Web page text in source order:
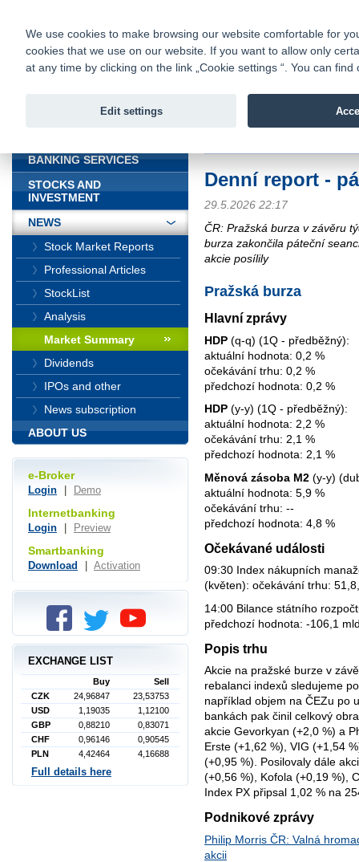
Fio bank
Fio banka
Denní report -
29.5.2026 22:17
ČR: Pražská burza v závěru
burza zakončila páteční
akcie posílily
Pražská burza
Hlavní zprávy
HDP (q-q) (1Q - předběžný):
aktuální hodnota: 0,2 %
očekávání trhu: 0,2 %
předchozí hodnota: 0,2 %
HDP (y-y) (1Q - předběžný):
aktuální hodnota: 2,2 %
očekávání trhu: 2,1 %
předchozí hodnota: 2,1 %
Měnová zásoba M2 (y-y)
aktuální hodnota: 5,9 %
očekávání trhu: --
předchozí hodnota: 4,8 %
Očekávané události
09:30 Index nákupních
(květen): očekávání trhu:
14:00 Bilance státního
předchozí hodnota: -106,1
Popis trhu
Akcie na pražské burze v
rebalanci indexů sledujeme
například objem na ČEZu po
bankách pak činil celkový
akcie Gevorkyan (+2,0 %) a
Erste (+1,62 %), VIG (+1,54
(+0,95 %). Posilovaly dále
(+0,56 %), Kofola (+0,19 %),
Index PX připsal 1,02 % na
Podnikové zprávy
Philip Morris ČR: Valná
akcii
BANKING SERVICES
STOCKS AND
INVESTMENT
NEWS
Stock Market Reports
Professional Articles
StockList
Analysis
Market Summary
Dividends
IPOs and other
News subscription
ABOUT US
e-Broker
Login Demo
Internetbanking
Login Preview
Smartbanking
Download Activation
EXCHANGE LIST
Buy
Sell
CZK
24,96847
23,53753
USD
1,19035
1,12100
GBP
0,88210
0,83071
CHF
0,96146
0,90545
PLN
4,42464 4,16688
Full details here
We use cookies to make browsing our website comfortable for
cookies that we use on our website. If you want to allow only
at any time by clicking on the link „Cookie settings “. You can
Edit settings